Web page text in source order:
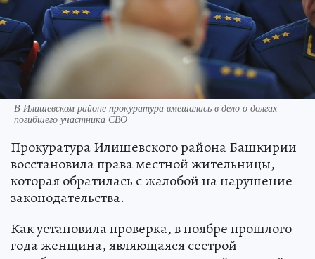
В Илишевском районе прокуратура вмешалась в дело о долгах
погибшего участника СВО
Прокуратура Илишевского района Башкирии
восстановила права местной жительницы,
которая обратилась с жалобой на нарушение
законодательства.
Как установила проверка, в ноябре прошлого
года женщина, являющаяся сестрой